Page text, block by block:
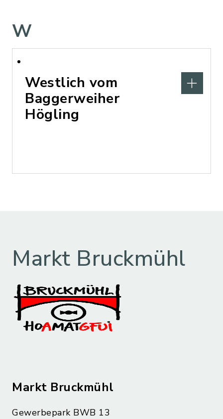
W
Westlich vom
Baggerweiher
Högling
Markt Bruckmühl
Markt Bruckmühl
Gewerbepark BWB 13